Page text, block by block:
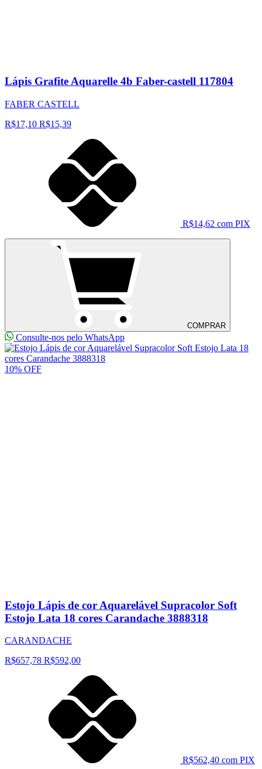
Lápis Grafite Aquarelle 4b Faber-castell 117804
FABER CASTELL
R$17,10 R$15,39
R$14,62 com PIX
COMPRAR
Consulte-nos pelo WhatsApp
10% OFF
Estojo Lápis de cor Aquarelável Supracolor Soft
Estojo Lata 18 cores Carandache 3888318
CARANDACHE
R$657,78 R$592,00
R$562,40 com PIX